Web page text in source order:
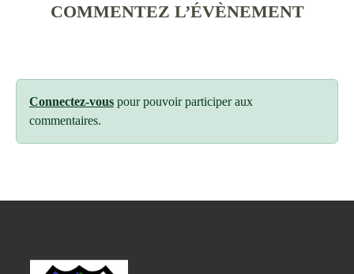
COMMENTEZ L’ÉVÈNEMENT
Connectez-vous pour pouvoir participer aux
commentaires.